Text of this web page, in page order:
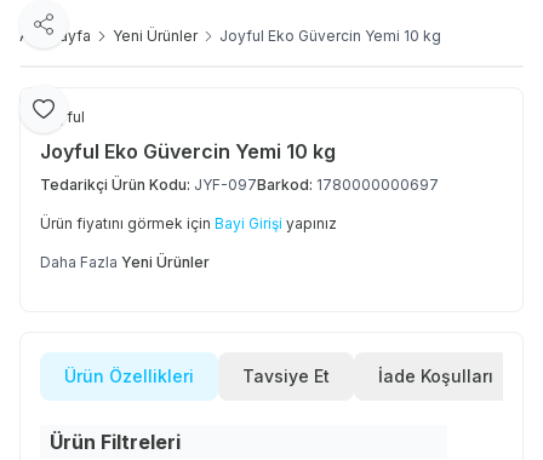
Ana Sayfa Yeni Ürünler Joyful Eko Güvercin Yemi 10 kg
Favoriye Ekle
Paylaş
Joyful
Joyful Eko Güvercin Yemi 10 kg
Tedarikçi Ürün Kodu: JYF-097Barkod: 1780000000697
Ürün fiyatını görmek için Bayi Girişi yapınız
Daha Fazla Yeni Ürünler
Ürün Özellikleri Tavsiye Et İade Koşulları
Ürün Filtreleri